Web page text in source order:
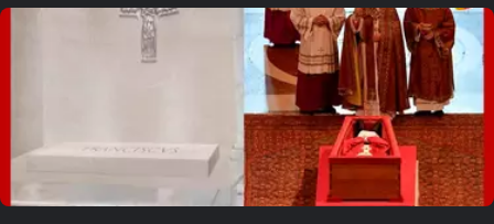
Não foi possível reproduzir o vídeo
Tentar novamente